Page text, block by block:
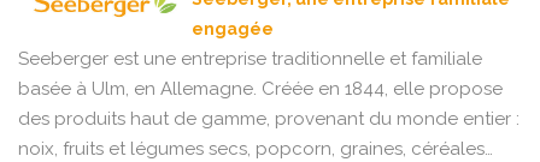
engagée
Seeberger est une entreprise traditionnelle et familiale
basée à Ulm, en Allemagne. Créée en 1844, elle propose
des produits haut de gamme, provenant du monde entier :
noix, fruits et légumes secs, popcorn, graines, céréales…